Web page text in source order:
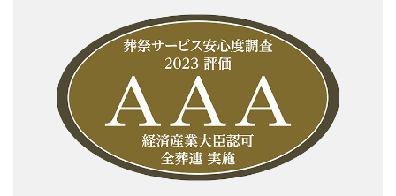
朝日屋if共済会会員の皆さまへお知らせ
【全葬連if共済会byえらべる倶楽部サービス終了および全葬
連if共済会byベネフィット・ステーションサービス開始のご
案内】
このたび、サービス提供元の株式会社ベネフィット・ワン
による株式会社JTB ベネフィットの合併に伴い、「全葬連
ｉｆ共済会by えらべる俱楽部」は2023年3月31日をもって
「全葬連ｉｆ共済会by ベネフィット・ステーション」へサ
ービス移行することとなりました。
本サービスでは、旅行・レジャー・グルメなど、日本全国約